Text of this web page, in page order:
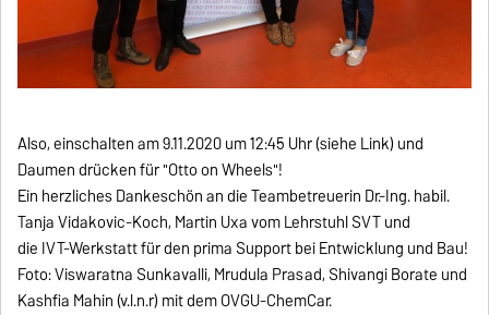
Also, einschalten am 9.11.2020 um 12:45 Uhr (siehe Link) und
Daumen drücken für "Otto on Wheels"!
Ein herzliches Dankeschön an die Teambetreuerin Dr.-Ing. habil.
Tanja Vidakovic-Koch, Martin Uxa vom Lehrstuhl SVT und
die IVT-Werkstatt für den prima Support bei Entwicklung und Bau!
Foto: Viswaratna Sunkavalli, Mrudula Prasad, Shivangi Borate und
Kashfia Mahin (v.l.n.r) mit dem OVGU-ChemCar.